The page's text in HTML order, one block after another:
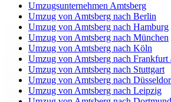
Umzugsunternehmen Amtsberg
Umzug von Amtsberg nach Berlin
Umzug von Amtsberg nach Hamburg
Umzug von Amtsberg nach München
Umzug von Amtsberg nach Köln
Umzug von Amtsberg nach Frankfurt
Umzug von Amtsberg nach Stuttgart
Umzug von Amtsberg nach
Umzug von Amtsberg nach Leipzig